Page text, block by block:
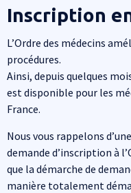
Inscription
Corps de texte
L’Ordre des médecins
procédures.
Ainsi, depuis quelques
est disponible pour les
France.
Nous vous rappelons
demande d’inscription à
que la démarche de
manière totalement